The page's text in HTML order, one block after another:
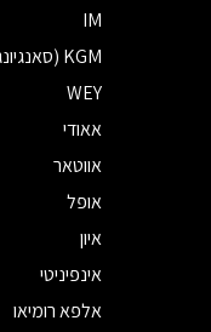
IM
KGM (סאנגיונג)
WEY
אאודי
אווטאר
אופל
איון
אינפיניטי
אלפא רומיאו